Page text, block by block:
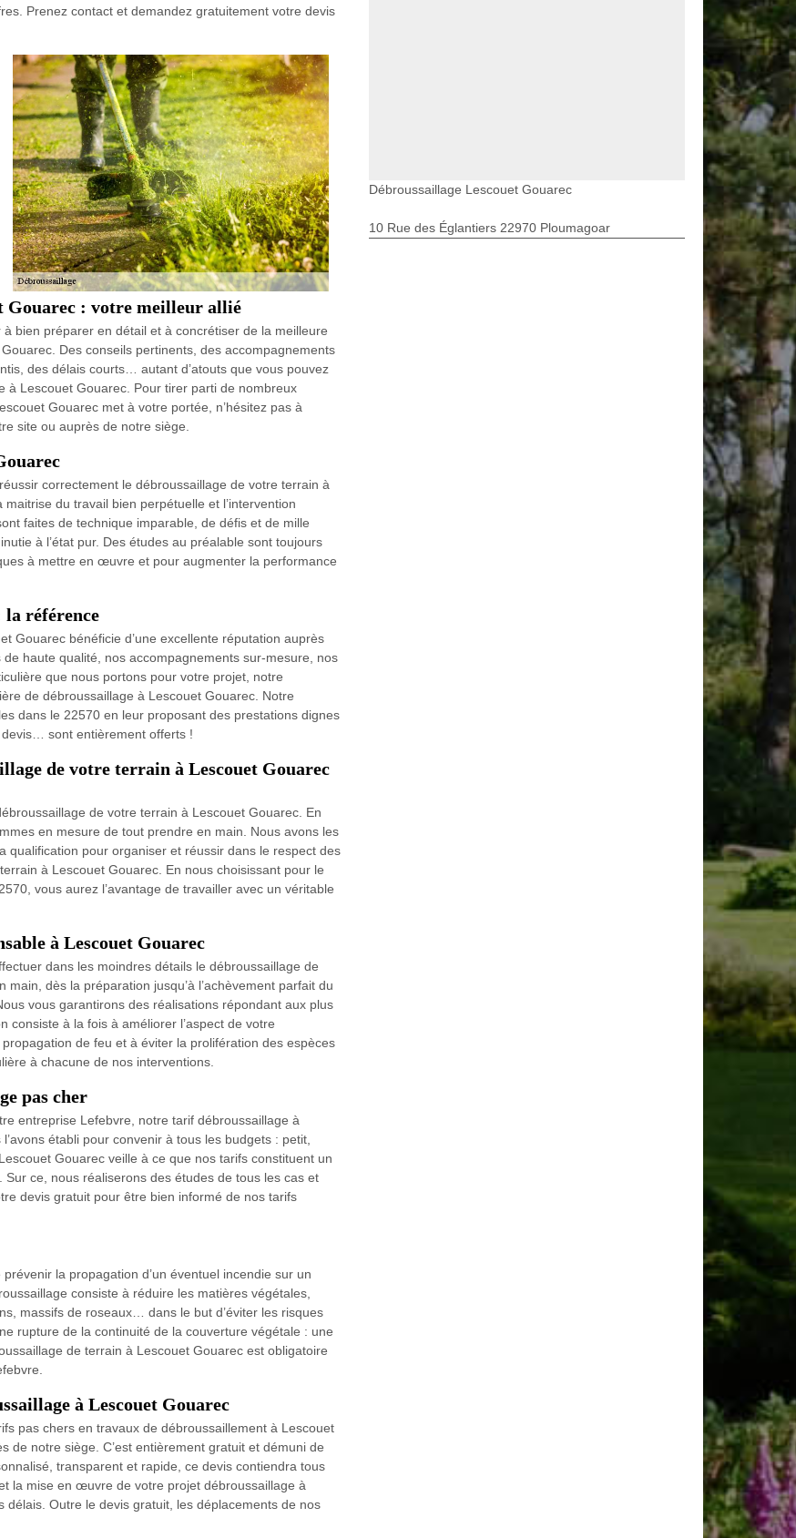
Prenez contact et demandez gratuitement votre devis
Gouarec : votre meilleur allié
bien préparer en détail et à concrétiser de la meilleure
Des conseils pertinents, des accompagnements
des délais courts… autant d’atouts que vous pouvez
à Lescouet Gouarec. Pour tirer parti de nombreux
Gouarec met à votre portée, n’hésitez pas à
site ou auprès de notre siège.
correctement le débroussaillage de votre terrain à
du travail bien perpétuelle et l’intervention
faites de technique imparable, de défis et de mille
à l’état pur. Des études au préalable sont toujours
à mettre en œuvre et pour augmenter la performance
la référence
Gouarec bénéficie d’une excellente réputation auprès
haute qualité, nos accompagnements sur-mesure, nos
que nous portons pour votre projet, notre
de débroussaillage à Lescouet Gouarec. Notre
dans le 22570 en leur proposant des prestations dignes
sont entièrement offerts !
de votre terrain à Lescouet Gouarec
de votre terrain à Lescouet Gouarec. En
en mesure de tout prendre en main. Nous avons les
qualification pour organiser et réussir dans le respect des
à Lescouet Gouarec. En nous choisissant pour le
vous aurez l’avantage de travailler avec un véritable
à Lescouet Gouarec
dans les moindres détails le débroussaillage de
dès la préparation jusqu’à l’achèvement parfait du
vous garantirons des réalisations répondant aux plus
consiste à la fois à améliorer l’aspect de votre
de feu et à éviter la prolifération des espèces
à chacune de nos interventions.
pas cher
entreprise Lefebvre, notre tarif débroussaillage à
établi pour convenir à tous les budgets : petit,
Gouarec veille à ce que nos tarifs constituent un
ce, nous réaliserons des études de tous les cas et
devis gratuit pour être bien informé de nos tarifs
la propagation d’un éventuel incendie sur un
consiste à réduire les matières végétales,
massifs de roseaux… dans le but d’éviter les risques
rupture de la continuité de la couverture végétale : une
de terrain à Lescouet Gouarec est obligatoire
à Lescouet Gouarec
pas chers en travaux de débroussaillement à Lescouet
de notre siège. C’est entièrement gratuit et démuni de
transparent et rapide, ce devis contiendra tous
la mise en œuvre de votre projet débroussaillage à
Outre le devis gratuit, les déplacements de nos
Débroussaillage Lescouet Gouarec
10 Rue des Églantiers 22970 Ploumagoar